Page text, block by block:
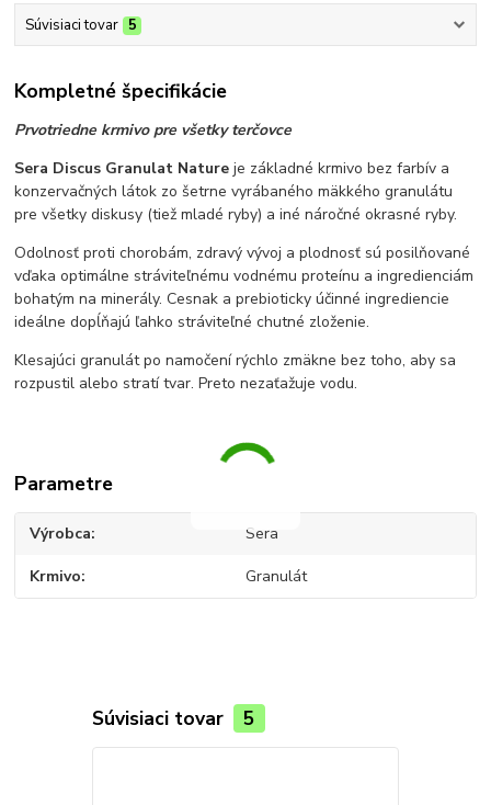
Súvisiaci tovar 5
Kompletné špecifikácie
Prvotriedne krmivo pre všetky terčovce
Sera Discus Granulat Nature je základné krmivo bez farbív a
konzervačných látok zo šetrne vyrábaného mäkkého granulátu
pre všetky diskusy (tiež mladé ryby) a iné náročné okrasné ryby.
Odolnosť proti chorobám, zdravý vývoj a plodnosť sú posilňované
vďaka optimálne stráviteľnému vodnému proteínu a ingredienciám
bohatým na minerály. Cesnak a prebioticky účinné ingrediencie
ideálne dopĺňajú ľahko stráviteľné chutné zloženie.
Klesajúci granulát po namočení rýchlo zmäkne bez toho, aby sa
rozpustil alebo stratí tvar. Preto nezaťažuje vodu.
Parametre
Výrobca Sera
Krmivo Granulát
Súvisiaci tovar 5